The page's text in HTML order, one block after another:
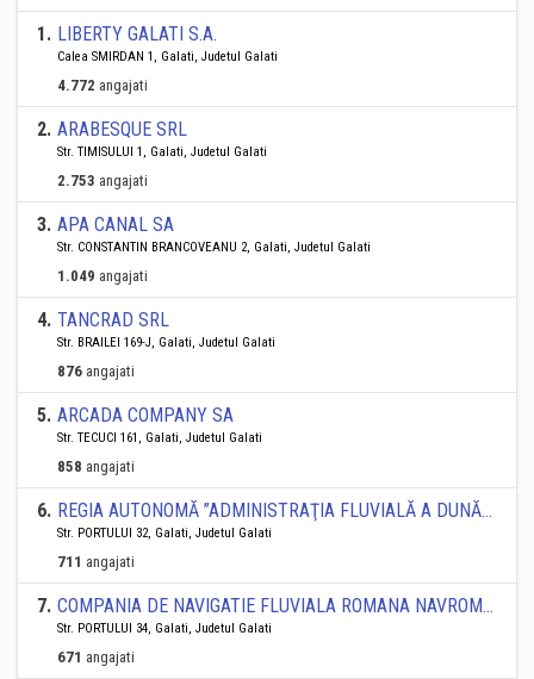
1. LIBERTY GALATI S.A.
Calea SMIRDAN 1, Galati, Judetul Galati
4.772 angajati
2. ARABESQUE SRL
Str. TIMISULUI 1, Galati, Judetul Galati
2.753 angajati
3. APA CANAL SA
Str. CONSTANTIN BRANCOVEANU 2, Galati, Judetul Galati
1.049 angajati
4. TANCRAD SRL
Str. BRAILEI 169-J, Galati, Judetul Galati
876 angajati
5. ARCADA COMPANY SA
Str. TECUCI 161, Galati, Judetul Galati
858 angajati
6. REGIA AUTONOMĂ ”ADMINISTRAŢIA FLUVIALĂ A DUNĂRII DE JOS” GALAŢI
Str. PORTULUI 32, Galati, Judetul Galati
711 angajati
7. COMPANIA DE NAVIGATIE FLUVIALA ROMANA NAVROM SA
Str. PORTULUI 34, Galati, Judetul Galati
671 angajati